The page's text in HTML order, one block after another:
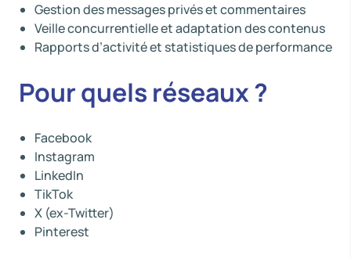
Gestion des messages privés et commentaires
Veille concurrentielle et adaptation des contenus
Rapports d’activité et statistiques de performance
Pour quels réseaux ?
Facebook
Instagram
LinkedIn
TikTok
X (ex-Twitter)
Pinterest